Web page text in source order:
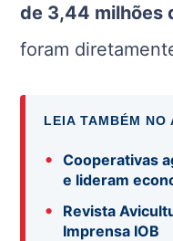
de 3,44 milhões
foram
LEIA TAMBÉM NO
•
Cooperativas
e lideram
•
Revista
Imprensa IOB